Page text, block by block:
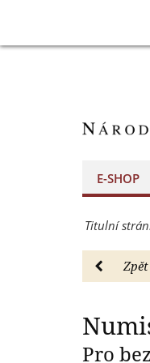
jednu
num.
kapsli
QUADRUM
-
E-SHOP
Titulní
Pro
kapsli
E-
-
Národní
Pokladnice
evropský